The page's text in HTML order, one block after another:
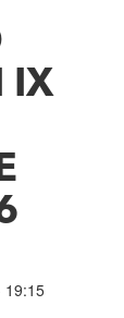
IX
19:15